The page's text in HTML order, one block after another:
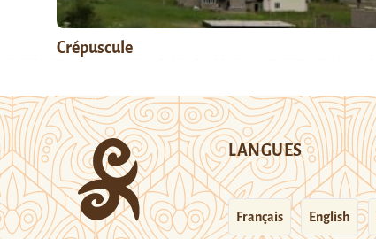
Crépuscule
LANGUES
Français English